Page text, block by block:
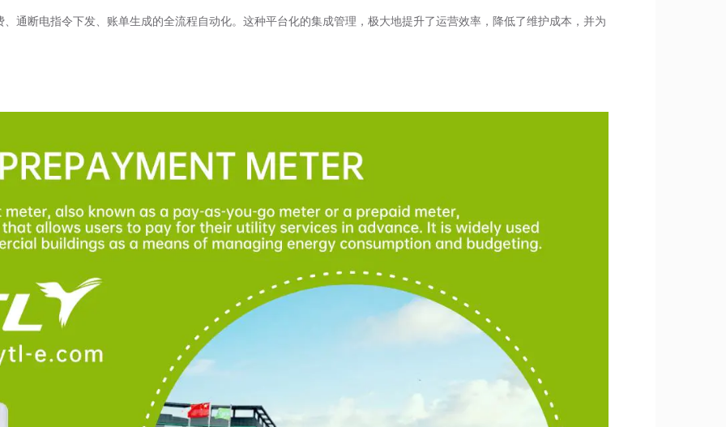
通断电指令下发、账单生成的全流程自动化。这种平台化的集成管理，极大地提升了运营效率，降低了维护成本，并为